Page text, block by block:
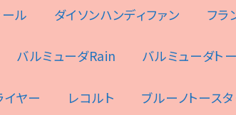
ール ダイソンハンディファン フラ
バルミューダRain バルミューダト
イヤー レコルト ブルーノトース